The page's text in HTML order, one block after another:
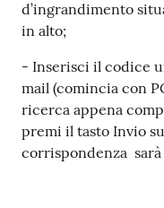
d’ingrandimento
in alto;
- Inserisci il codice
mail (comincia con
ricerca appena
premi il tasto Invio
corrispondenza